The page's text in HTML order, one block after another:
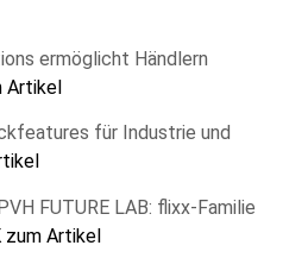
ermöglicht Händlern
Artikel
für Industrie und
FUTURE LAB: flixx-Familie
zum Artikel